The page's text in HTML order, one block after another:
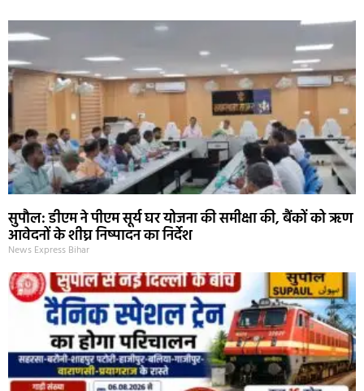
सुपौल: डीएम ने पीएम सूर्य घर योजना की समीक्षा की, बैंकों को ऋण
आवेदनों के शीघ्र निष्पादन का निर्देश
News Express Bihar